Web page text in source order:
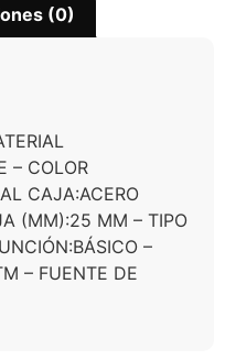
(0)
– COLOR
CAJA:ACERO
(MM):25 MM – TIPO
–
– FUENTE DE